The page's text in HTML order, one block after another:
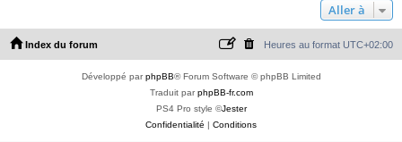
Aller à
Index du forum Heures au format UTC+02:00
Développé parphpBB® Forum Software © phpBB Limited
Traduit parphpBB-fr.com
PS4 Pro style ©Jester
Confidentialité | Conditions